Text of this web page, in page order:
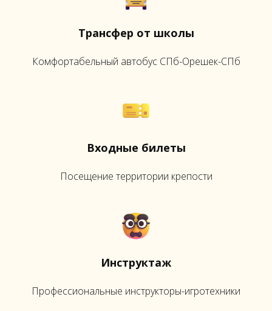
Трансфер от школы
Комфортабельный автобус СПб-Орешек-СПб
Входные билеты
Посещение территории крепости
Инструктаж
Профессиональные инструкторы-игротехники